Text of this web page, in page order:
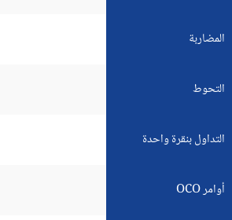
المضاربة
التحوط
التداول بنقرة واحدة
أوامر OCO